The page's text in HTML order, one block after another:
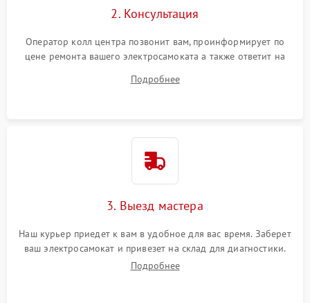
2. Консультация
Оператор колл центра позвонит вам, проинформирует по
цене ремонта вашего электросамоката а также ответит на
Подробнее
3. Выезд мастера
Наш курьер приедет к вам в удобное для вас время. Заберет
ваш электросамокат и привезет на склад для диагностики.
Подробнее